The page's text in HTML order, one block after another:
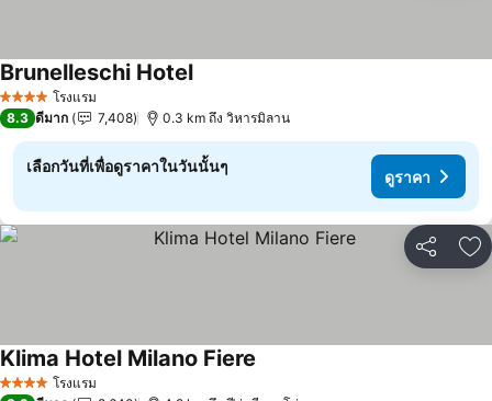
4 ดาว โรงแรม
Brunelleschi Hotelดูราคา
8.3 ดีมาก 7,408 0.3 km ถึง วิหารมิลาน
เลือกวันที่เพื่อดูราคาในวันนั้นๆ
ดูราคา
แชร์ เ
4 ดาว โรงแรม
Klima Hotel Milano Fiere